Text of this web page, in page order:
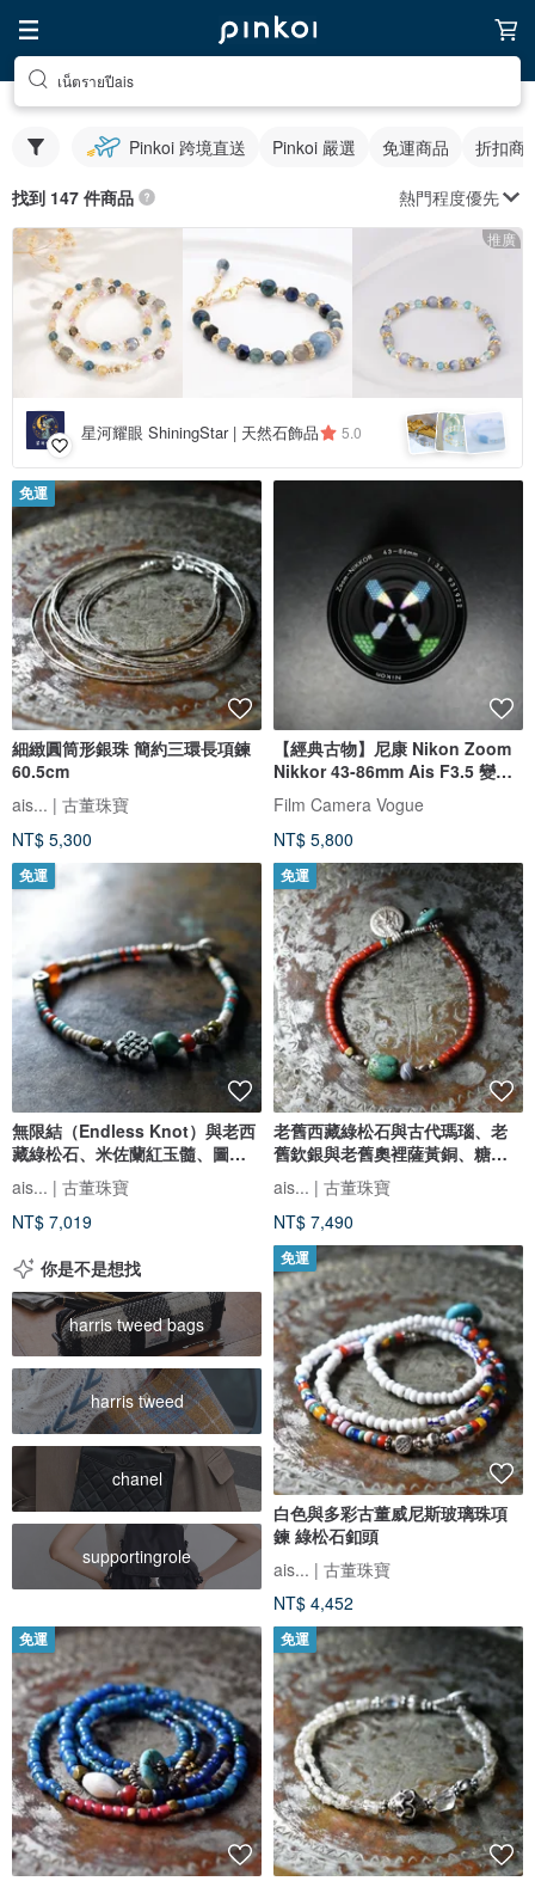
เน็ตรายปีais
Pinkoi 跨境直送 Pinkoi 嚴選 免運商品 折扣商
找到 147 件商品 熱門程度優先
推廣
星河耀眼 ShiningStar | 天然石飾品 5.0
免運
細緻圓筒形銀珠 簡約三環長項鍊
60.5cm
ais... | 古董珠寶
NT$ 5,300
【經典古物】尼康 Nikon Zoom
Nikkor 43-86mm Ais F3.5 變焦
鏡
Film Camera Vogue
NT$ 5,800
免運
無限結（Endless Knot）與老西
藏綠松石、米佐蘭紅玉髓、圖阿
雷格珠、威尼斯古董珠手鍊
ais... | 古董珠寶
NT$ 7,019
免運
老舊西藏綠松石與古代瑪瑙、老
舊欽銀與老舊奧裡薩黃銅、糖色
白芯珠、老舊印度銀飾墜飾的串
鍊
ais... | 古董珠寶
NT$ 7,490
你是不是想找
harris tweed bags
harris tweed
chanel
supportingrole
免運
白色與多彩古董威尼斯玻璃珠項
鍊 綠松石釦頭
ais... | 古董珠寶
NT$ 4,452
免運 免運